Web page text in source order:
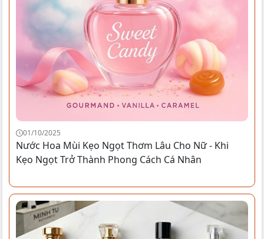
01/10/2025
Nước Hoa Mùi Kẹo Ngọt Thơm Lâu Cho Nữ - Khi
Kẹo Ngọt Trở Thành Phong Cách Cá Nhân